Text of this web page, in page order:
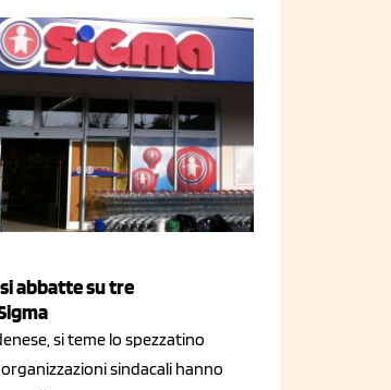
abbatte su tre
si teme lo spezzatino
sindacali hanno